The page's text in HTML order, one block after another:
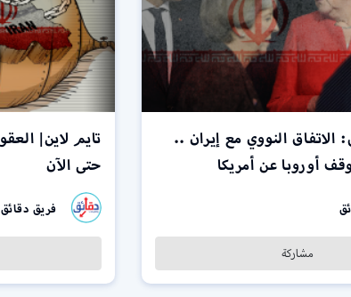
النووي مع إيران ..
أوروبا عن أمريكا
مشاركة
حتى الآن
فريق دقائق